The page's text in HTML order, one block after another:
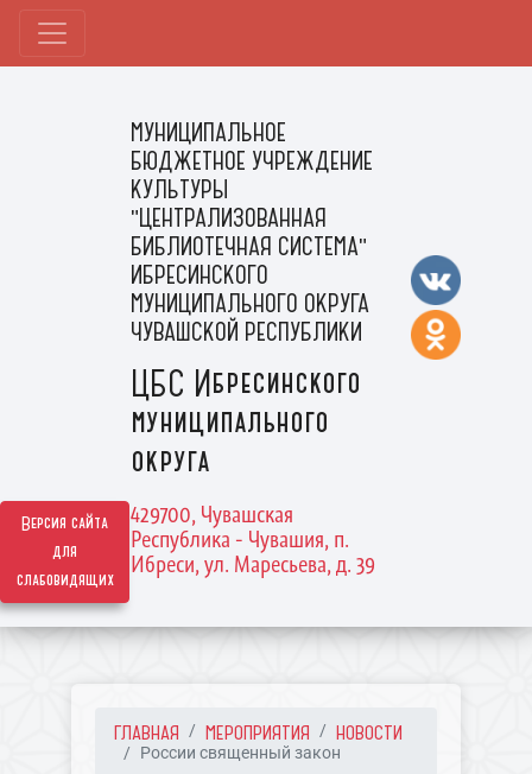
Версия сайта
для
слабовидящих
МУНИЦИПАЛЬНОЕ
БЮДЖЕТНОЕ УЧРЕЖДЕНИЕ
КУЛЬТУРЫ
"ЦЕНТРАЛИЗОВАННАЯ
БИБЛИОТЕЧНАЯ СИСТЕМА"
ИБРЕСИНСКОГО
МУНИЦИПАЛЬНОГО ОКРУГА
ЧУВАШСКОЙ РЕСПУБЛИКИ
ЦБС Ибресинского
муниципального
округа
429700, Чувашская
Республика - Чувашия, п.
Ибреси, ул. Маресьева, д. 39
ГЛАВНАЯ МЕРОПРИЯТИЯ НОВОСТИ
России священный закон